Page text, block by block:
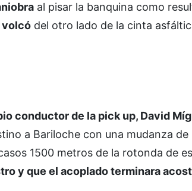
al pisar la banquina como
volcó del otro lado de la cinta
conductor de la pick up, David
a Bariloche con una mudanza
1500 metros de la rotonda de
y que el acoplado terminara